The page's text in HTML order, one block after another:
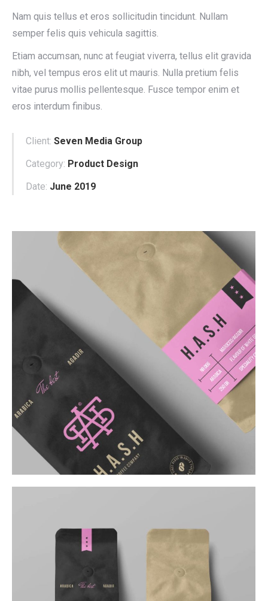
Nam quis tellus et eros sollicitudin tincidunt. Nullam
semper felis quis vehicula sagittis.
Etiam accumsan, nunc at feugiat viverra, tellus elit gravida
nibh, vel tempus eros elit ut mauris. Nulla pretium felis
vitae purus mollis pellentesque. Fusce tempor enim et
eros interdum finibus.
Client: Seven Media Group
Category: Product Design
Date: June 2019